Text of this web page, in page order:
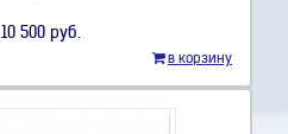
10 500 руб.
в корзину